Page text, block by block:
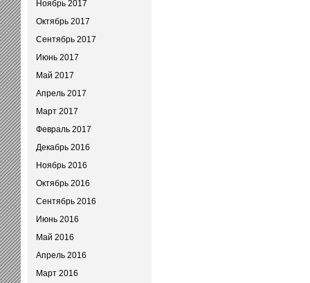
Ноябрь 2017
Октябрь 2017
Сентябрь 2017
Июнь 2017
Май 2017
Апрель 2017
Март 2017
Февраль 2017
Декабрь 2016
Ноябрь 2016
Октябрь 2016
Сентябрь 2016
Июнь 2016
Май 2016
Апрель 2016
Март 2016